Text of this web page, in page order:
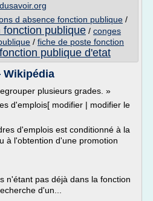
d absence fonction publique /
publique / conges
/ fiche de poste fonction
publique d'etat
plusieurs grades. »
d'emplois[ modifier | modifier le
d'emplois est conditionné à la
à l'obtention d'une promotion
n'étant pas déjà dans la fonction
d'un...